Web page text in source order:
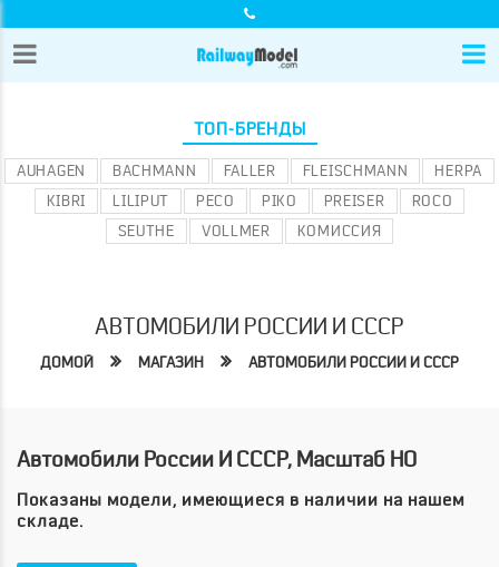
ТОП-БРЕНДЫ
AUHAGEN BACHMANN FALLER FLEISCHMANN
HERPA
KIBRI
LILIPUT PECO PIKO PREISER
ROCO
SEUTHE
VOLLMER КОМИССИЯ
АВТОМОБИЛИ РОССИИ И СССР
ДОМОЙ МАГАЗИН АВТОМОБИЛИ РОССИИ И СССР
Автомобили России И СССР, Масштаб HO
Показаны модели, имеющиеся в наличии на нашем
складе.